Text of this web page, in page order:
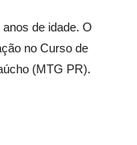
de idade. O
no Curso de
(MTG PR).